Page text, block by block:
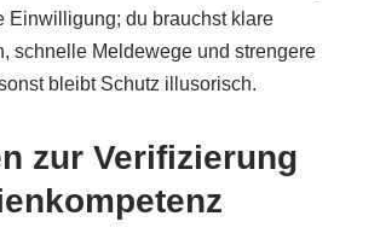
Einwilligung; du brauchst klare
schnelle Meldewege und strengere
bleibt Schutz illusorisch.
zur Verifizierung